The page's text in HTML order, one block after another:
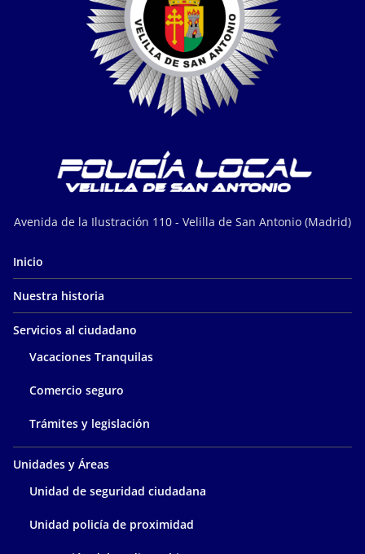
Avenida de la Ilustración 110 - Velilla de San Antonio (Madrid)
Inicio
Nuestra historia
Servicios al ciudadano
Vacaciones Tranquilas
Comercio seguro
Trámites y legislación
Unidades y Áreas
Unidad de seguridad ciudadana
Unidad policía de proximidad